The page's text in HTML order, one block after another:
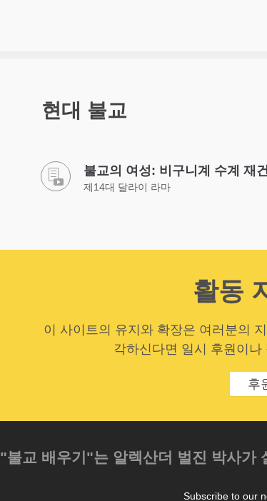
현대 불교
불교의 여성: 비구니계 수계 재건
제14대 달라이 라마
활동
이 사이트의 유지와 확장은 여러분의
각하신다면 일시 후원이
후
"불교 배우기"는 알렉산더 벌진 박사가
Subscribe to our